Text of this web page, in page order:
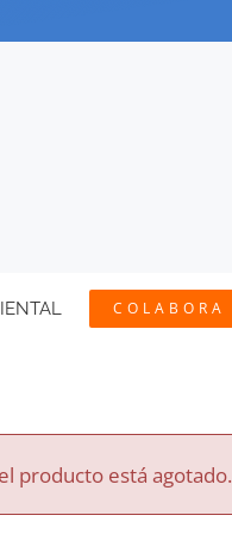
COLABORA
producto está agotado.